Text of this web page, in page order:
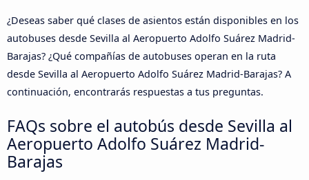
¿Deseas saber qué clases de asientos están disponibles en los
autobuses desde Sevilla al Aeropuerto Adolfo Suárez Madrid-
Barajas? ¿Qué compañías de autobuses operan en la ruta
desde Sevilla al Aeropuerto Adolfo Suárez Madrid-Barajas? A
continuación, encontrarás respuestas a tus preguntas.
FAQs sobre el autobús desde Sevilla al
Aeropuerto Adolfo Suárez Madrid-
Barajas